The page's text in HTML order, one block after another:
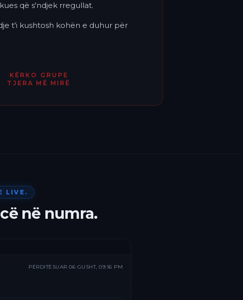
që s'ndjek rregullat.
t'i kushtosh kohën e duhur për
KËRKO GRUPE
TJERA MË MIRË
LIVE.
në numra.
PËRDITËSUAR 06 GUSHT, 09:16 PM